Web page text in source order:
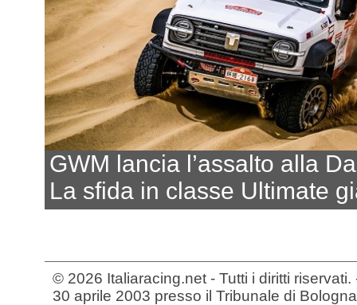
GWM lancia l’assalto alla
La sfida in classe Ultimate
© 2026 Italiaracing.net - Tutti i diritti
30 aprile 2003 presso il Tribunale di Bologna